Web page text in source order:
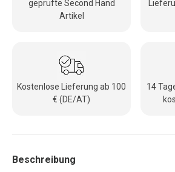
geprüfte Second Hand
Artikel
Kostenlose Lieferung ab 100
€ (DE/AT)
14
Beschreibung